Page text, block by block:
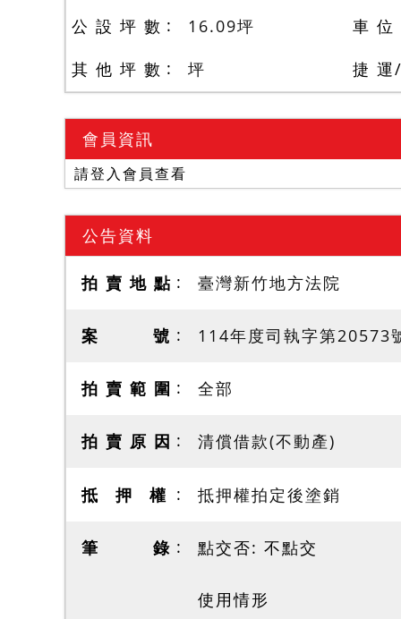
公 設 坪 數
16.09坪
其 他 坪 數
坪
車 位
捷 運
會員資訊
請登入會員查看
公告資料
拍 賣 地 點 臺灣新竹地方法院
案 號 114年度司執字第20573
拍 賣 範 圍 全部
拍 賣 原 因 清償借款(不動產)
抵 押 權 抵押權拍定後塗銷
筆 錄 點交否: 不點交
使用情形